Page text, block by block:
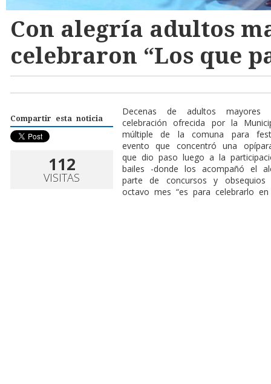
Con alegría adultos
celebraron “Los que
Compartir esta noticia
112
VISITAS
Decenas de adultos mayores
celebración ofrecida por la
múltiple de la comuna para
evento que concentró una
que dio paso luego a la
bailes -donde los acompañó el
parte de concursos y
octavo mes “es para celebrarlo en